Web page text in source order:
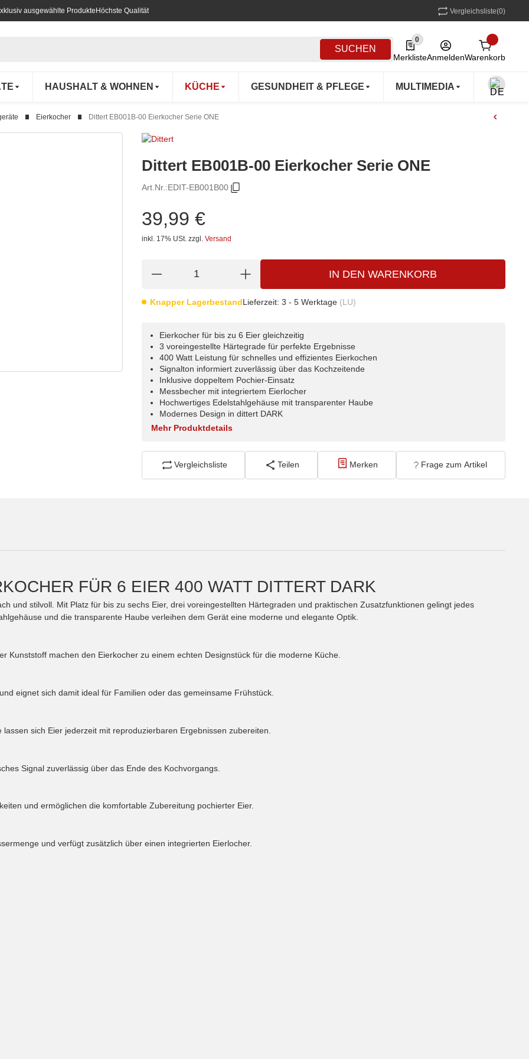
ausgewählte Produkte Höchste Qualität Vergleichsliste(0)
SUCHEN
0
0 Produkte in der Liste
MerklisteAnmeldenWarenkorb
HAUSHALT & WOHNEN KÜCHE GESUNDHEIT & PFLEGE MULTIMEDIA
Eierkocher Dittert EB001B-00 Eierkocher Serie ONE
Dittert EB001B-00 Eierkocher Serie ONE
Art.Nr.:EDIT-EB001B00
39,99 €
inkl. 17% USt. zzgl. Versand
IN DEN WARENKORB
Knapper LagerbestandLieferzeit: 3 - 5 Werktage (LU)
Eierkocher für bis zu 6 Eier gleichzeitig
3 voreingestellte Härtegrade für perfekte Ergebnisse
400 Watt Leistung für schnelles und effizientes Eierkochen
Signalton informiert zuverlässig über das Kochzeitende
Inklusive doppeltem Pochier-Einsatz
Messbecher mit integriertem Eierlocher
Hochwertiges Edelstahlgehäuse mit transparenter Haube
Modernes Design in dittert DARK
Mehr Produktdetails
Vergleichsliste Teilen Merken Frage zum Artikel
FÜR 6 EIER 400 WATT DITTERT DARK
und stilvoll. Mit Platz für bis zu sechs Eier, drei voreingestellten Härtegraden und praktischen Zusatzfunktionen gelingt jedes
und die transparente Haube verleihen dem Gerät eine moderne und elegante Optik.
Kunststoff machen den Eierkocher zu einem echten Designstück für die moderne Küche.
eignet sich damit ideal für Familien oder das gemeinsame Frühstück.
sich Eier jederzeit mit reproduzierbaren Ergebnissen zubereiten.
Signal zuverlässig über das Ende des Kochvorgangs.
und ermöglichen die komfortable Zubereitung pochierter Eier.
und verfügt zusätzlich über einen integrierten Eierlocher.